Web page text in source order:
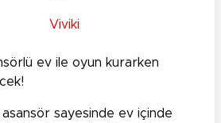
Viviki
ev ile oyun kurarken
sayesinde ev içinde